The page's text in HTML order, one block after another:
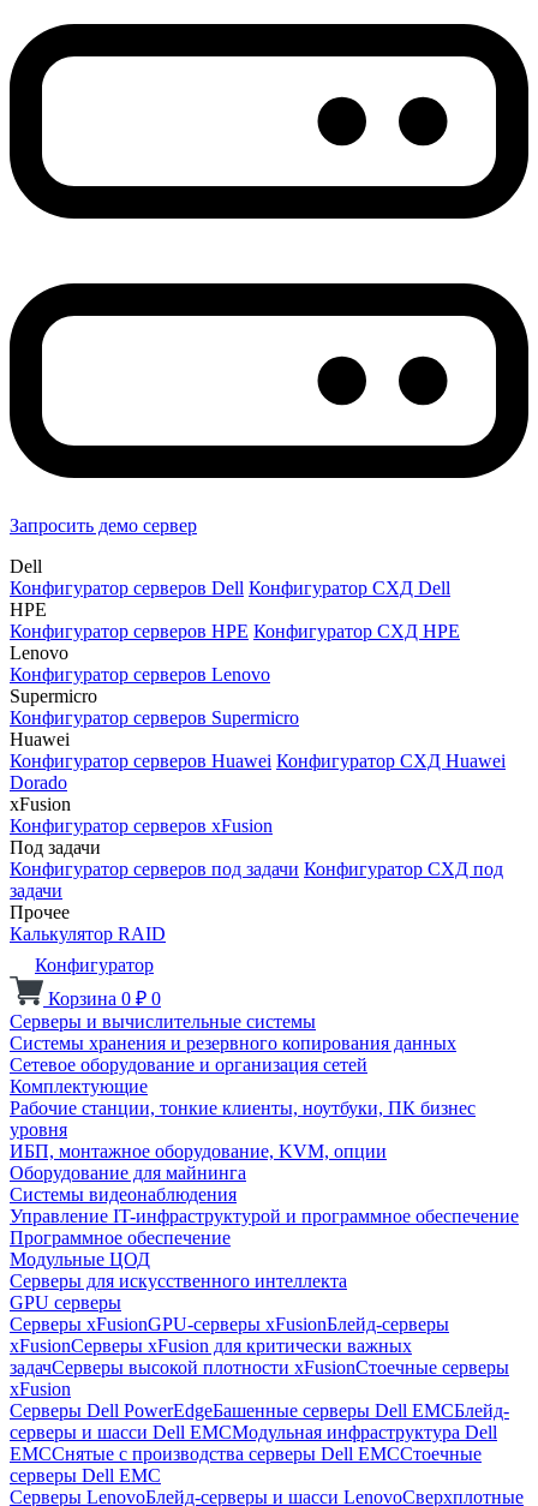
Запросить демо сервер
Dell
Конфигуратор серверов Dell Конфигуратор СХД Dell
HPE
Конфигуратор серверов HPE Конфигуратор СХД HPE
Lenovo
Конфигуратор серверов Lenovo
Supermicro
Конфигуратор серверов Supermicro
Huawei
Конфигуратор серверов Huawei Конфигуратор СХД Huawei
Dorado
xFusion
Конфигуратор серверов xFusion
Под задачи
Конфигуратор серверов под задачи Конфигуратор СХД под
задачи
Прочее
Калькулятор RAID
Конфигуратор
Корзина 0 ₽ 0
Серверы и вычислительные системы
Системы хранения и резервного копирования данных
Сетевое оборудование и организация сетей
Комплектующие
Рабочие станции, тонкие клиенты, ноутбуки, ПК бизнес
уровня
ИБП, монтажное оборудование, KVM, опции
Оборудование для майнинга
Системы видеонаблюдения
Управление IT-инфраструктурой и программное обеспечение
Программное обеспечение
Модульные ЦОД
Серверы для искусственного интеллекта
GPU серверы
Серверы xFusionGPU-серверы xFusionБлейд-серверы
xFusionСерверы xFusion для критически важных
задачСерверы высокой плотности xFusionСтоечные серверы
xFusion
Серверы Dell PowerEdgeБашенные серверы Dell EMCБлейд-
серверы и шасси Dell EMCМодульная инфраструктура Dell
EMCСнятые с производства серверы Dell EMCСтоечные
серверы Dell EMC
Серверы LenovoБлейд-серверы и шасси LenovoСверхплотные